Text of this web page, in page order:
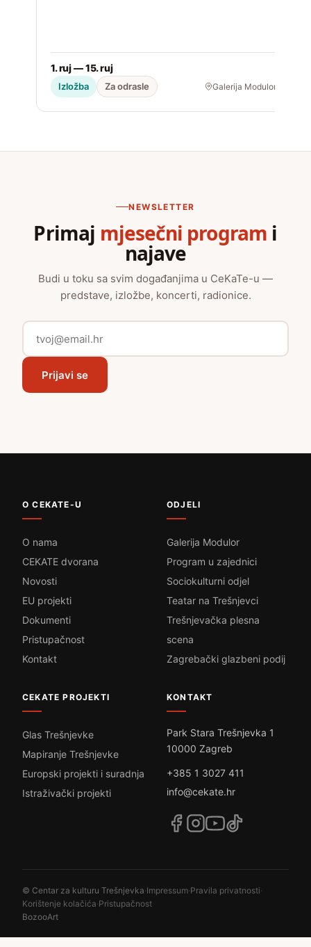
1. ruj — 15. ruj
Izložba Za odrasle Galerija Modulor
NEWSLETTER
Primaj mjesečni program i
najave
Budi u toku sa svim događanjima u CeKaTe-u —
predstave, izložbe, koncerti, radionice.
Prijavi se
O CEKATE-U
O nama
CEKATE dvorana
Novosti
EU projekti
Dokumenti
Pristupačnost
Kontakt
ODJELI
Galerija Modulor
Program u zajednici
Sociokulturni odjel
Teatar na Trešnjevci
Trešnjevačka plesna
scena
Zagrebački glazbeni podij
CEKATE PROJEKTI
Glas Trešnjevke
Mapiranje Trešnjevke
Europski projekti i suradnja
Istraživački projekti
KONTAKT
Park Stara Trešnjevka 1
10000 Zagreb
+385 1 3027 411
info@cekate.hr
© Centar za kulturu Trešnjevka·Impressum·Pravila privatnosti·
Korištenje kolačića·Pristupačnost
BozooArt